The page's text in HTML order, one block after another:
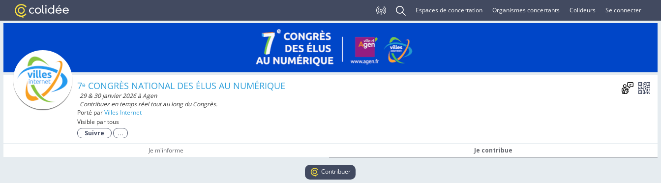
Espaces de concertation Organismes concertants Colideurs Se connecter
7ᵉ CONGRÈS NATIONAL DES ÉLUS AU NUMÉRIQUE
29 & 30 janvier 2026 à Agen
Contribuez en temps réel tout au long du Congrès.
Porté parVilles Internet
Visible par tous
Suivre
...
Je m'informe Je contribue
Contribuer